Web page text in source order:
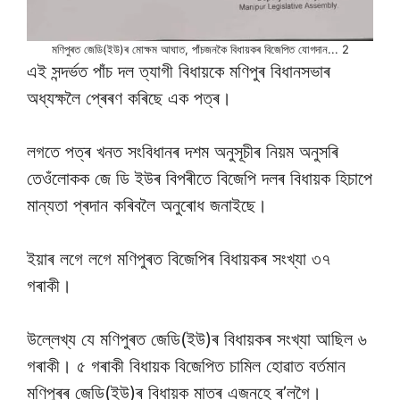
মণিপুৰত জেডি(ইউ)ৰ মোক্ষম আঘাত, পাঁচজনকৈ বিধায়কৰ বিজেপিত যোগদান... 2
এই সন্দৰ্ভত পাঁচ দল ত্যাগী বিধায়কে মণিপুৰ বিধানসভাৰ
অধ্যক্ষলৈ প্ৰেৰণ কৰিছে এক পত্ৰ।
লগতে পত্ৰ খনত সংবিধানৰ দশম অনুসূচীৰ নিয়ম অনুসৰি
তেওঁলোকক জে ডি ইউৰ বিপৰীতে বিজেপি দলৰ বিধায়ক হিচাপে
মান্যতা প্ৰদান কৰিবলৈ অনুৰোধ জনাইছে।
ইয়াৰ লগে লগে মণিপুৰত বিজেপিৰ বিধায়কৰ সংখ্যা ৩৭
গৰাকী।
উল্লেখ্য যে মণিপুৰত জেডি(ইউ)ৰ বিধায়কৰ সংখ্যা আছিল ৬
গৰাকী। ৫ গৰাকী বিধায়ক বিজেপিত চামিল হোৱাত বৰ্তমান
মণিপুৰৰ জেডি(ইউ)ৰ বিধায়ক মাত্ৰ এজনহে ৰ’লগৈ।